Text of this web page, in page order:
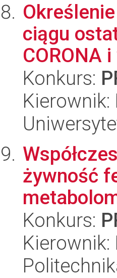
ciągu
CORONA
Konkurs:
Kierownik:
żywność
Konkurs: